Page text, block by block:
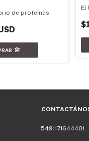
de proteínas
El
5491171644401